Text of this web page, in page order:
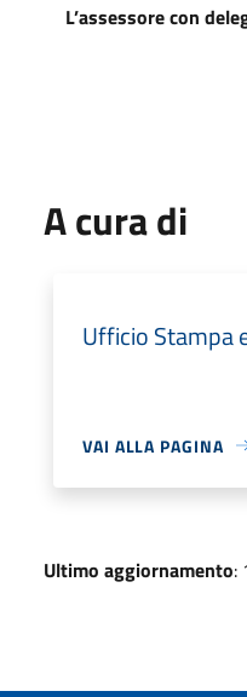
L’assessore con
A cura di
Ufficio Stampa
VAI ALLA PAGINA
Ultimo aggiornamento: